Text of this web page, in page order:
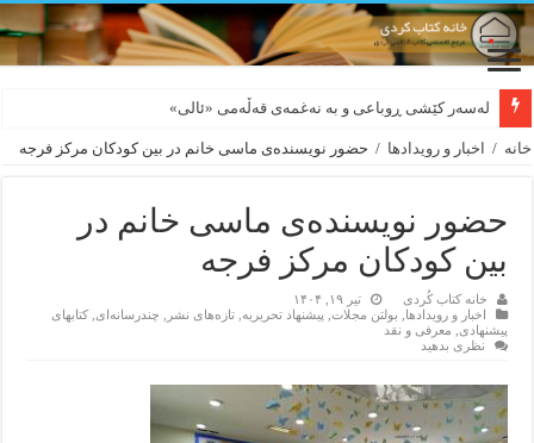
لەسەر کێشی ڕوباعی و به نەغمەی قەڵەمی «ئالی»
بورجە بێ دەلاقەکان نازانن دەرەوە چەند شەممەیە!
خانه / اخبار و رویدادها / حضور نویسندەی ماسی خانم در بین کودکان مرکز فرجه
حضور نویسندەی ماسی خانم در
بین کودکان مرکز فرجه
خانه کتاب کُردی
تیر ۱۹, ۱۴۰۴
اخبار و رویدادها
بولتن مجلات پیشنهاد تحریریه ,تازەهای نشر چندرسانه‌ای ,کتابهای
پیشنهادی
معرفی و نقد
نظری بدهید